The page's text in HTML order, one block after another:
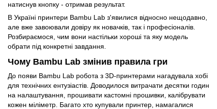
натиснув кнопку - отримав результат.
В Україні принтери Bambu Lab з'явилися відносно нещодавно,
але вже завоювали довіру як новачків, так і професіоналів.
Розбираємося, чим вони настільки хороші та яку модель
обрати під конкретні завдання.
Чому Bambu Lab змінив правила гри
До появи Bambu Lab робота з 3D-принтерами нагадувала хобі
для технічних ентузіастів. Доводилося витрачати десятки годин
на налаштування, прошивати кастомні прошивки, калібрувати
кожен міліметр. Багато хто купували принтер, намагалися